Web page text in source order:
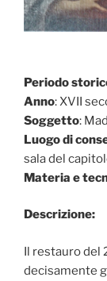
Periodo
Anno: XVII
Soggetto:
Luogo di
sala del
Materia e
Descrizione:
Il restauro del
decisamente